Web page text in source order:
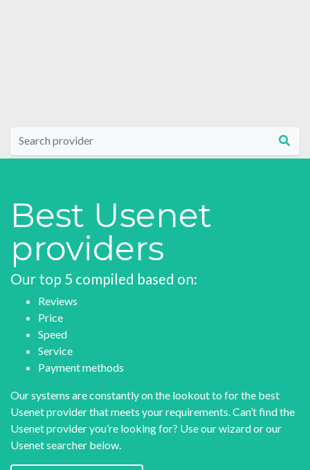
Best Usenet
providers
Our top 5 compiled based on:
Reviews
Price
Speed
Service
Payment methods
Our systems are constantly on the lookout to for the best
Usenet provider that meets your requirements. Can’t find the
Usenet provider you’re looking for? Use our wizard or our
Usenet searcher below.